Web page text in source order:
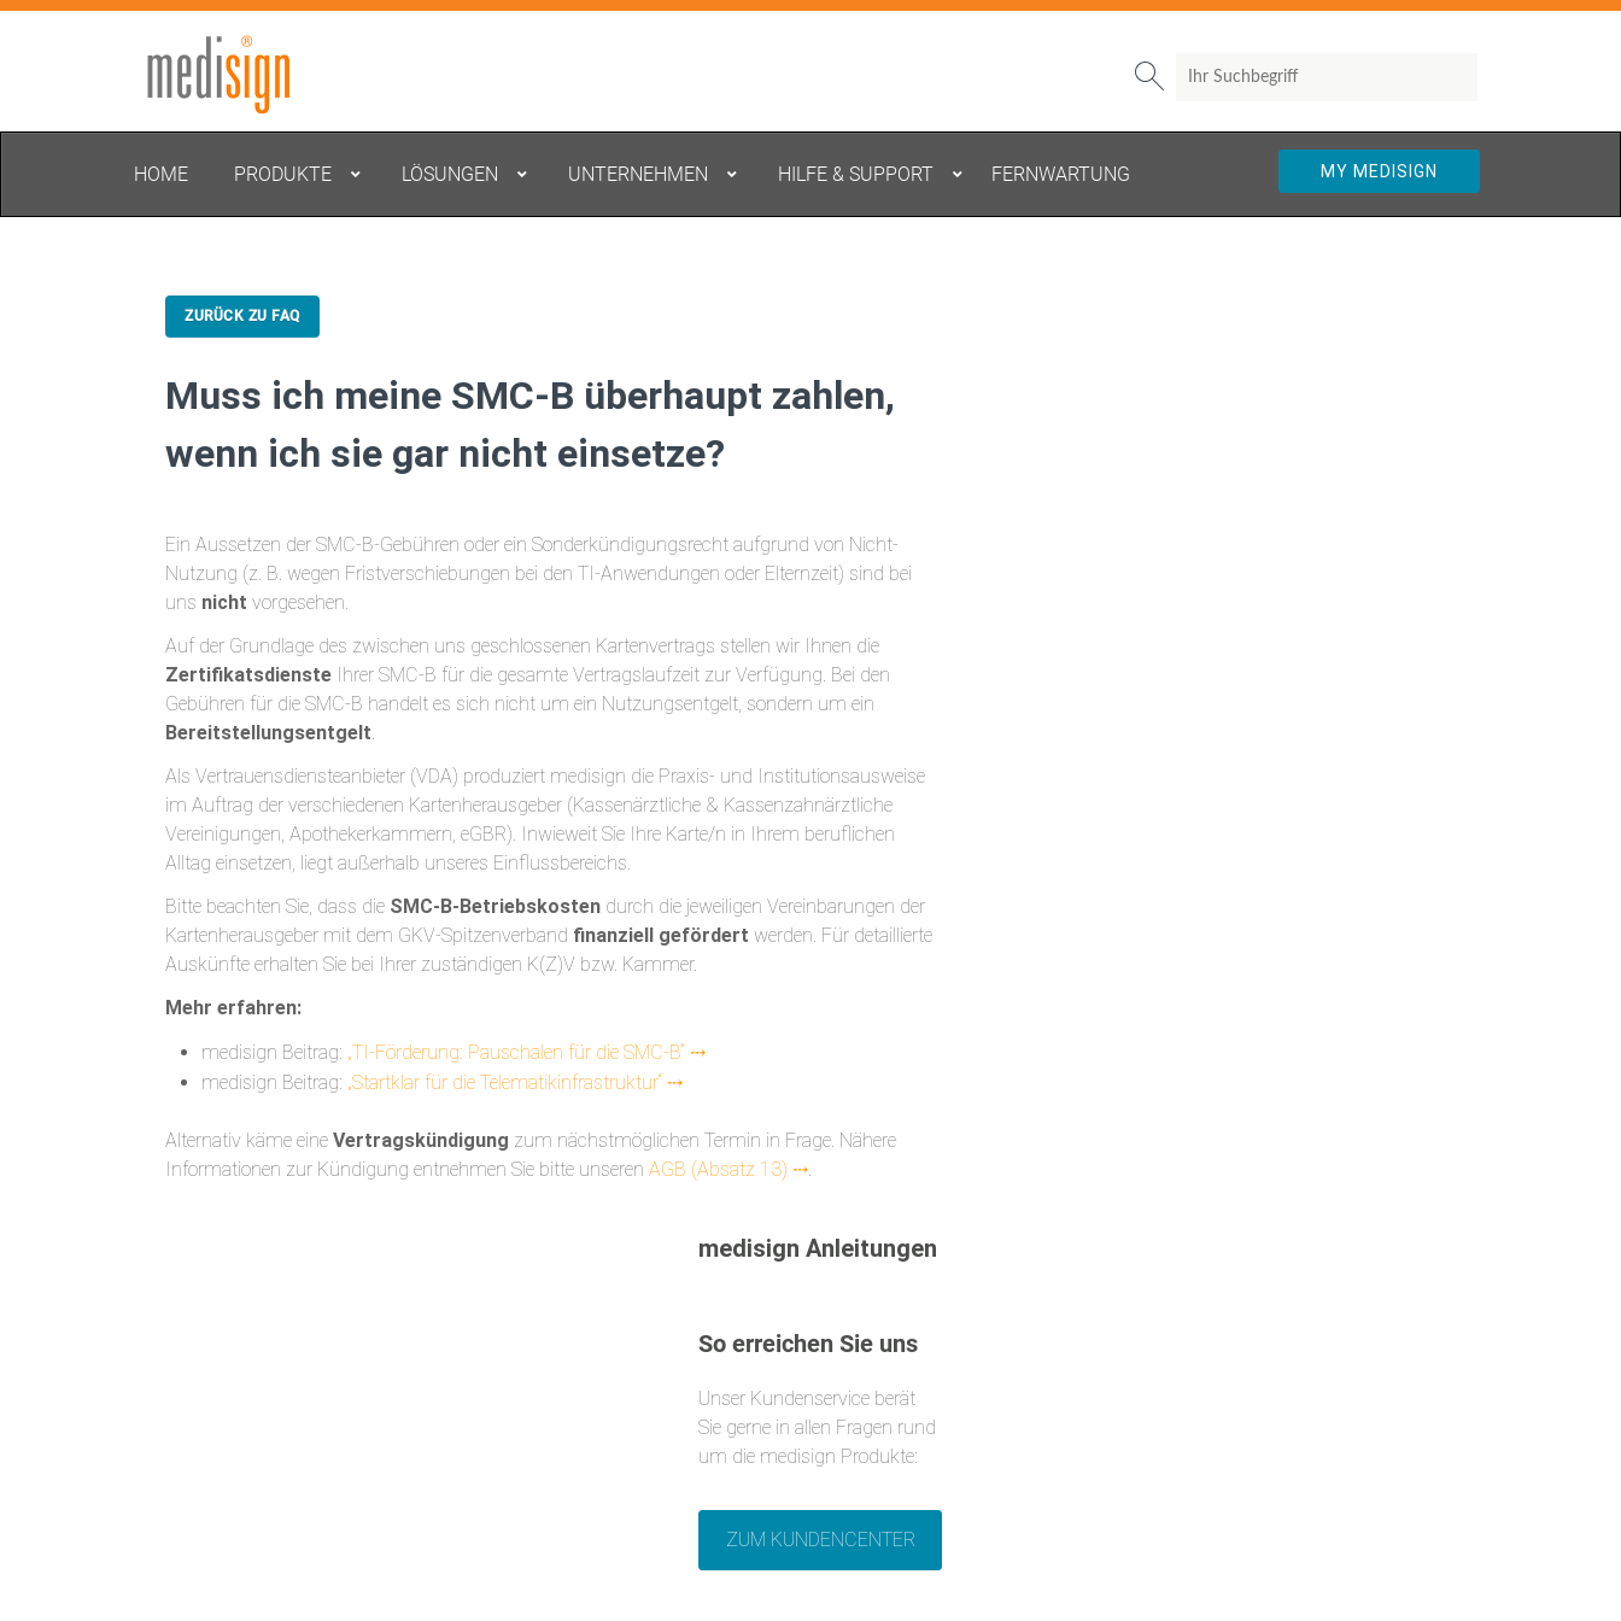
 Search
HOME PRODUKTE LÖSUNGEN UNTERNEHMEN HILFE & SUPPORT FERNWARTUNG MY MEDISIGN
ZURÜCK ZU FAQ
Muss ich meine SMC-B überhaupt zahlen,
wenn ich sie gar nicht einsetze?
Ein Aussetzen der SMC-B-Gebühren oder ein Sonderkündigungsrecht aufgrund von Nicht-
Nutzung (z. B. wegen Fristverschiebungen bei den TI-Anwendungen oder Elternzeit) sind bei
uns nicht vorgesehen.
Auf der Grundlage des zwischen uns geschlossenen Kartenvertrags stellen wir Ihnen die
Zertifikatsdienste Ihrer SMC-B für die gesamte Vertragslaufzeit zur Verfügung. Bei den
Gebühren für die SMC-B handelt es sich nicht um ein Nutzungsentgelt, sondern um ein
Bereitstellungsentgelt.
Als Vertrauensdiensteanbieter (VDA) produziert medisign die Praxis- und Institutionsausweise
im Auftrag der verschiedenen Kartenherausgeber (Kassenärztliche & Kassenzahnärztliche
Vereinigungen, Apothekerkammern, eGBR). Inwieweit Sie Ihre Karte/n in Ihrem beruflichen
Alltag einsetzen, liegt außerhalb unseres Einflussbereichs.
Bitte beachten Sie, dass die SMC-B-Betriebskosten durch die jeweiligen Vereinbarungen der
Kartenherausgeber mit dem GKV-Spitzenverband finanziell gefördert werden. Für detaillierte
Auskünfte erhalten Sie bei Ihrer zuständigen K(Z)V bzw. Kammer.
Mehr erfahren:
medisign Beitrag: „TI-Förderung: Pauschalen für die SMC-B“ ⤏
medisign Beitrag: „Startklar für die Telematikinfrastruktur“ ⤏
Alternativ käme eine Vertragskündigung zum nächstmöglichen Termin in Frage. Nähere
Informationen zur Kündigung entnehmen Sie bitte unseren AGB (Absatz 13) ⤏.
medisign Anleitungen
So erreichen Sie uns
Unser Kundenservice berät
Sie gerne in allen Fragen rund
um die medisign Produkte:
ZUM KUNDENCENTER